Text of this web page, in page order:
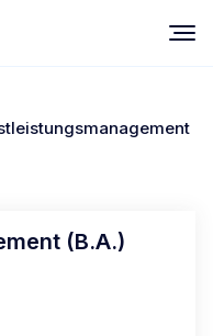
(B.A.)